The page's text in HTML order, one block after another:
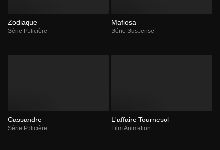
Zodiaque
Série Policière
Mafiosa
Série Suspense
Cassandre
Série Policière
L'affaire Tournesol
Film Animation